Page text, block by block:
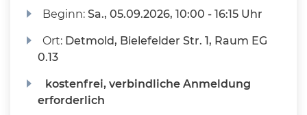
Beginn:Sa., 05.09.2026, 10:00 - 16:15 Uhr
Ort: Detmold, Bielefelder Str. 1, Raum EG
0.13
kostenfrei, verbindliche Anmeldung
erforderlich